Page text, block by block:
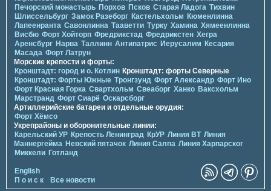
Печорcкий монастырь Порхов Псков Старая Ладога Тихвин
Шлиссельбург Замок Разеборг Кастельхольм Кюменлинна
Лапеенранта Савонлинна Тааветти Турку Хамина Хямеенлинна
Висбю Форт Хойторп Фредрикстад Фредрикстен Хегра
Аренсбург Нарва Таллинн Антипатрис Иерусалим Кесария
Масада Форт Латрун
Морские крепости и форты:
Кронштадт: город и о. Котлин Кронштадт: форты Северные
Кронштадт: Форты Южные Тронгзунд Форт Александр Форт Ино
Форт Красная Горка Свартхольм Свеаборг Ханко Ваксхольм
Марстранд Форт Сиарё Оскарсборг
Артиллерийские батареи и отдельные орудия:
Форт Хёмсо
Укрепрайоны и оборонительные линии:
Карельский УР Крепость Ленинград КрУР Линия ВТ Линия
Маннергейма Невский пятачок Линия Салпа Линия Харпарског
Миккели Готланд
English
П о и с к
Все новости